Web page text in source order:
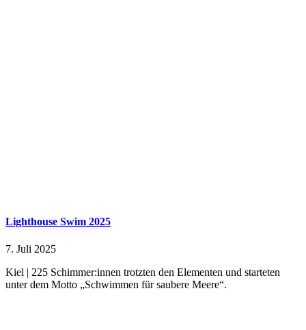
Lighthouse Swim 2025
7. Juli 2025
Kiel | 225 Schimmer:innen trotzten den Elementen und starteten
unter dem Motto „Schwimmen für saubere Meere“.